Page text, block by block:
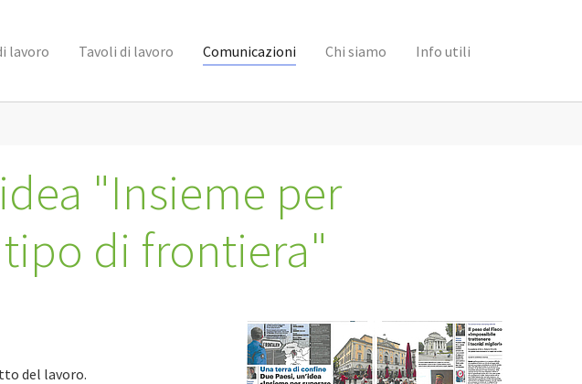
lavoro Tavoli di lavoro Comunicazioni Chi siamo Info utili
"Insieme per
di frontiera"
del lavoro.